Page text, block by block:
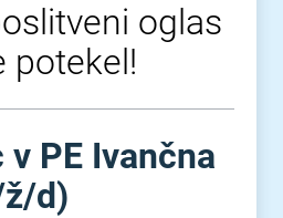
oglas
potekel!
PE Ivančna
⁠d)